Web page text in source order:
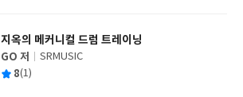
지옥의 메커니컬 드럼 트레이닝
글
쓴
GO 저
출
SRMUSIC
평 8(1)